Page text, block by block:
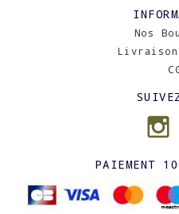
Nos
PAIEMENT